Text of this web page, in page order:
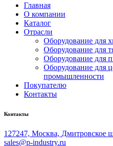
Главная
О компании
Каталог
Отрасли
Оборудование для
Оборудование для
Оборудование для
Оборудование для
промышленности
Покупателю
Контакты
Контакты
127247, Москва, Дмитровское
sales@p-industry.ru